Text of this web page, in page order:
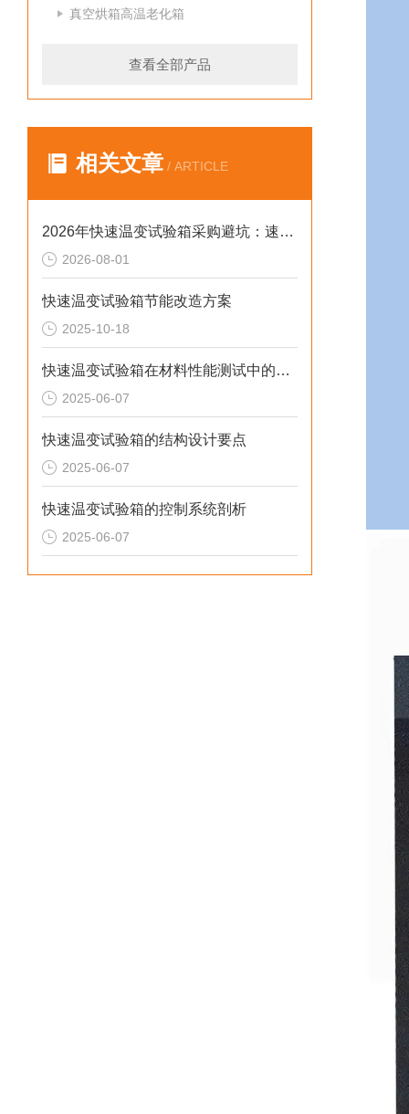
真空烘箱高温老化箱
查看全部产品
相关文章 / ARTICLE
2026年快速温变试验箱采购避坑：速率、工况与合规选型逻辑
2026-08-01
快速温变试验箱节能改造方案
2025-10-18
快速温变试验箱在材料性能测试中的重要作用
2025-06-07
快速温变试验箱的结构设计要点
2025-06-07
快速温变试验箱的控制系统剖析
2025-06-07